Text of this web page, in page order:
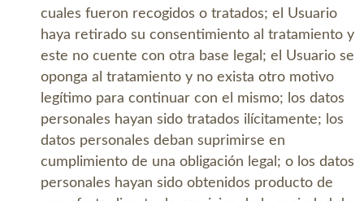
cuales fueron recogidos o tratados; el Usuario
haya retirado su consentimiento al tratamiento y
este no cuente con otra base legal; el Usuario se
oponga al tratamiento y no exista otro motivo
legítimo para continuar con el mismo; los datos
personales hayan sido tratados ilícitamente; los
datos personales deban suprimirse en
cumplimiento de una obligación legal; o los datos
personales hayan sido obtenidos producto de